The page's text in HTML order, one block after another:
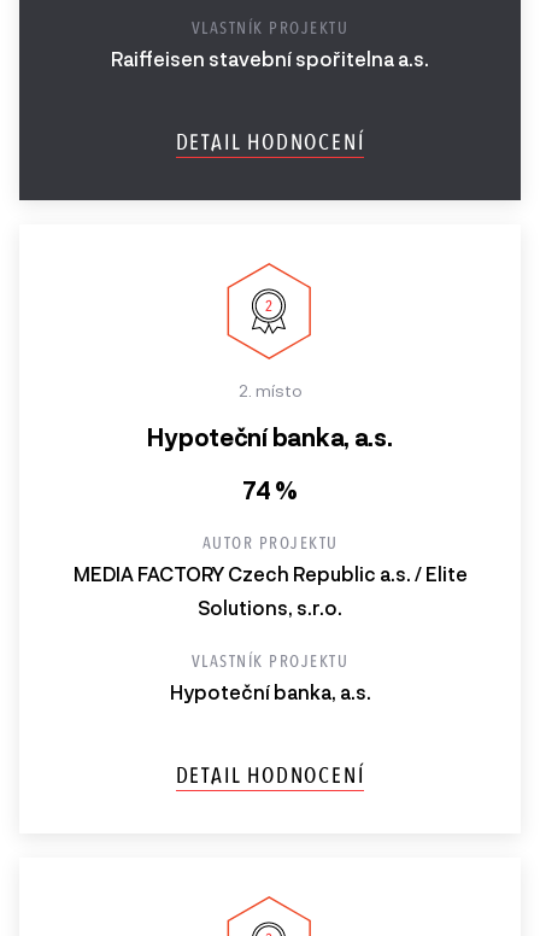
VLASTNÍK PROJEKTU
Raiffeisen stavební spořitelna a.s.
DETAIL HODNOCENÍ
2. místo
Hypoteční banka, a.s.
74 %
AUTOR PROJEKTU
MEDIA FACTORY Czech Republic a.s. / Elite
Solutions, s.r.o.
VLASTNÍK PROJEKTU
Hypoteční banka, a.s.
DETAIL HODNOCENÍ